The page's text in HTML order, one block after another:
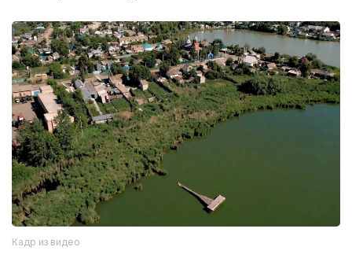
Кадр из видео